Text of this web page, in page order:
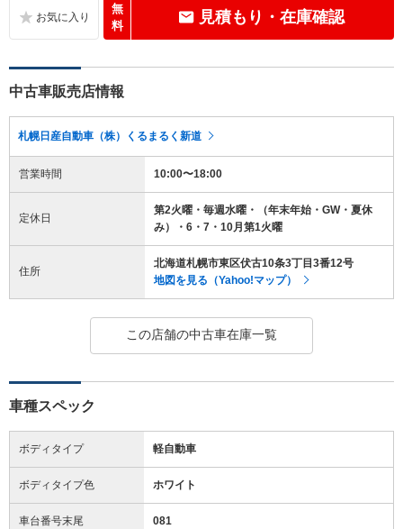
無
料
見積もり・在庫確認
中古車販売店情報
札幌日産自動車（株）くるまるく新道
営業時間 10:00〜18:00
定休日
第2火曜・毎週水曜・（年末年始・GW・夏休
み）・6・7・10月第1火曜
住所
北海道札幌市東区伏古10条3丁目3番12号
地図を見る（Yahoo!マップ）
この店舗の中古車在庫一覧
車種スペック
ボディタイプ 軽自動車
ボディタイプ色 ホワイト
車台番号末尾 081